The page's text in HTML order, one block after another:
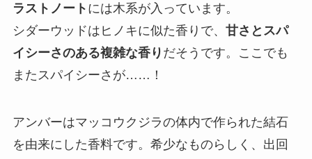
ラストノート には木系が入っています。
シダーウッドはヒノキに似た香りで、 甘さとスパ
イシーさのある複雑な香り だそうです。ここでも
またスパイシーさが……！
アンバーはマッコウクジラの体内で作られた結石
を由来にした香料です。希少なものらしく、出回